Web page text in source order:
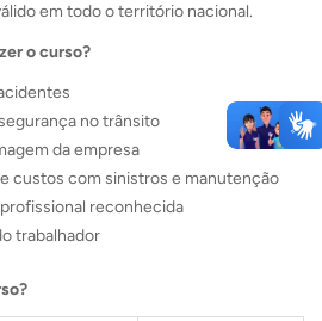
em todo o território nacional.
o curso?
no trânsito
da empresa
custos com sinistros e manutenção
reconhecida
trabalhador